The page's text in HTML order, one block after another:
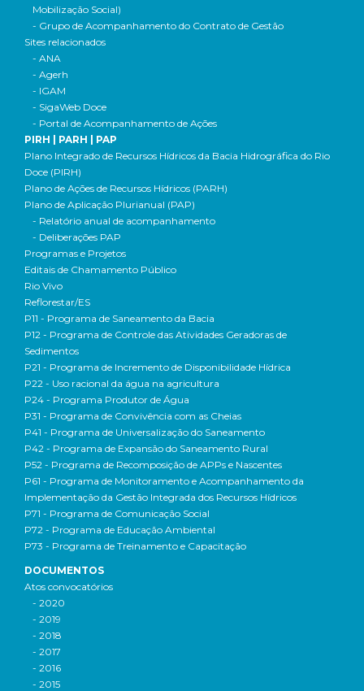
Mobilização Social)
- Grupo de Acompanhamento do Contrato de Gestão
Sites relacionados
- ANA
- Agerh
- IGAM
- SigaWeb Doce
- Portal de Acompanhamento de Ações
PIRH | PARH | PAP
Plano Integrado de Recursos Hídricos da Bacia Hidrográfica do Rio
Doce (PIRH)
Plano de Ações de Recursos Hídricos (PARH)
Plano de Aplicação Plurianual (PAP)
- Relatório anual de acompanhamento
- Deliberações PAP
Programas e Projetos
Editais de Chamamento Público
Rio Vivo
Reflorestar/ES
P11 - Programa de Saneamento da Bacia
P12 - Programa de Controle das Atividades Geradoras de
Sedimentos
P21 - Programa de Incremento de Disponibilidade Hídrica
P22 - Uso racional da água na agricultura
P24 - Programa Produtor de Água
P31 - Programa de Convivência com as Cheias
P41 - Programa de Universalização do Saneamento
P42 - Programa de Expansão do Saneamento Rural
P52 - Programa de Recomposição de APPs e Nascentes
P61 - Programa de Monitoramento e Acompanhamento da
Implementação da Gestão Integrada dos Recursos Hídricos
P71 - Programa de Comunicação Social
P72 - Programa de Educação Ambiental
P73 - Programa de Treinamento e Capacitação
DOCUMENTOS
Atos convocatórios
- 2020
- 2019
- 2018
- 2017
- 2016
- 2015